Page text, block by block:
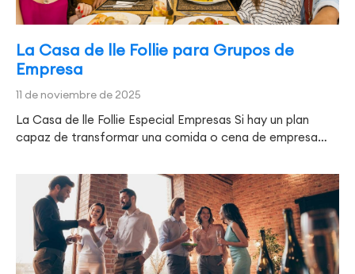
La Casa de lle Follie para Grupos de
Empresa
11 de noviembre de 2025
La Casa de lle Follie Especial Empresas Si hay un plan
capaz de transformar una comida o cena de empresa…